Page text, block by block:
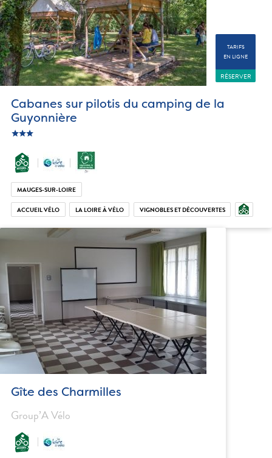
TARIFS
EN LIGNE
RÉSERVER
Cabanes sur pilotis du camping de la
Guyonnière
ic_star
MAUGES-SUR-LOIRE
ACCUEIL VÉLO LA LOIRE À VÉLO VIGNOBLES ET DÉCOUVERTES
Gîte des Charmilles
Group’A Vélo